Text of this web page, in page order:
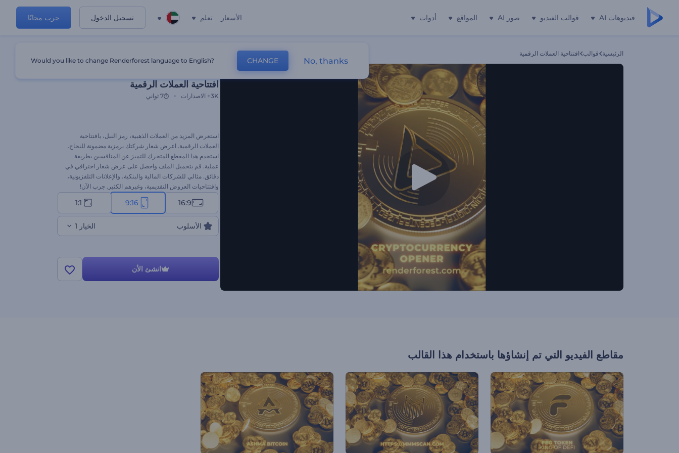
فيديوهات AI قوالب الفيديو صور AI المواقع أدوات الأسعار تعلم تسجيل الدخول جرب مجانًا
الرئيسية قوالب افتتاحية العملات الرقمية
افتتاحية العملات الرقمية
3K+ الاصدارات 7 ثواني
استعرض المزيد من العملات الذهبية، رمز النبل، بافتتاحية
العملات الرقمية. اعرض شعار شركتك برمزية مضمونة للنجاح.
استخدم هذا المقطع المتحرك للتميز عن المنافسين بطريقة
عملية. قم بتحميل الملف واحصل على عرض شعار احترافي في
دقائق. مثالي للشركات المالية والبنكية، والإعلانات التلفزيونية،
وافتتاحيات العروض التقديمية، وغيرهم الكثير. جرب الآن!
16:9
9:16
1:1
الأسلوب الخيار 1
انشئ الأن
مقاطع الفيديو التي تم إنشاؤها باستخدام هذا القالب
Would you like to change Renderforest language to English? CHANGE No, thanks